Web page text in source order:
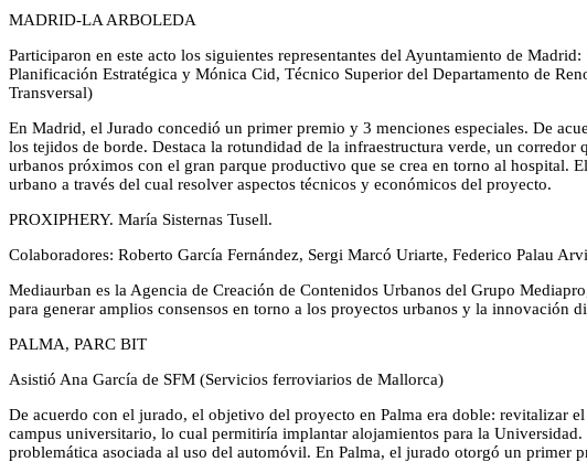
MADRID-LA ARBOLEDA
Participaron en este acto los siguientes representantes del Ayuntamiento de
Planificación Estratégica y Mónica Cid, Técnico Superior del Departamento de
Transversal)
En Madrid, el Jurado concedió un primer premio y 3 menciones especiales. De
los tejidos de borde. Destaca la rotundidad de la infraestructura verde, un
urbanos próximos con el gran parque productivo que se crea en torno al hospital.
urbano a través del cual resolver aspectos técnicos y económicos del proyecto.
PROXIPHERY. María Sisternas Tusell.
Colaboradores: Roberto García Fernández, Sergi Marcó Uriarte, Federico Palau
Mediaurban es la Agencia de Creación de Contenidos Urbanos del Grupo
para generar amplios consensos en torno a los proyectos urbanos y la innovación
PALMA, PARC BIT
Asistió Ana García de SFM (Servicios ferroviarios de Mallorca)
De acuerdo con el jurado, el objetivo del proyecto en Palma era doble: revitalizar
campus universitario, lo cual permitiría implantar alojamientos para la
problemática asociada al uso del automóvil. En Palma, el jurado otorgó un primer